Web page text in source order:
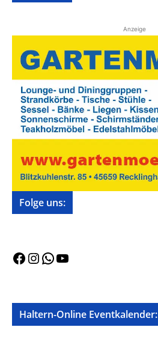
Anzeige
Folge uns:
Facebook
Instagram
WhatsApp
YouTube
Haltern-Online Eventkalender: